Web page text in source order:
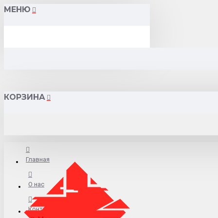
МЕНЮ
КОРЗИНА
Главная
О нас
Контакты